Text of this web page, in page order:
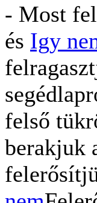
- Most
és Igy
felső
berakjuk